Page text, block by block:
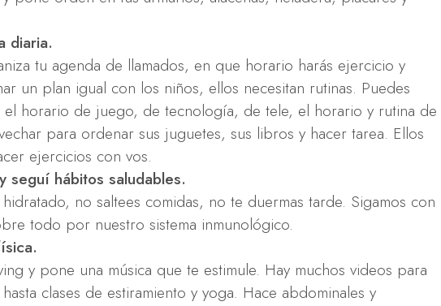
diaria.
tu agenda de llamados, en que horario harás ejercicio y
un plan igual con los niños, ellos necesitan rutinas. Puedes
el horario de juego, de tecnología, de tele, el horario y rutina de
para ordenar sus juguetes, sus libros y hacer tarea. Ellos
ejercicios con vos.
seguí hábitos saludables.
hidratado, no saltees comidas, no te duermas tarde. Sigamos con
todo por nuestro sistema inmunológico.
y pone una música que te estimule. Hay muchos videos para
clases de estiramiento y yoga. Hace abdominales y